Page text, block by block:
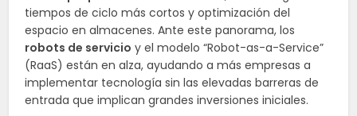
tiempos de ciclo más cortos y optimización del
espacio en almacenes. Ante este panorama, los
robots de servicio y el modelo “Robot-as-a-Service”
(RaaS) están en alza, ayudando a más empresas a
implementar tecnología sin las elevadas barreras de
entrada que implican grandes inversiones iniciales.